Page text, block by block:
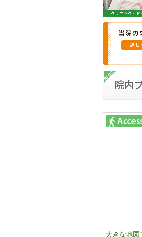
大きな地図